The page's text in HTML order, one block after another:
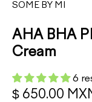
SOME BY MI
AHA BHA
Cream
6
$ 650.00